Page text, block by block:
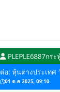
PLEPLE6887กระ
ต่อ: หุ้นต่างประเทศ
01 ต.ค 2025, 09:10